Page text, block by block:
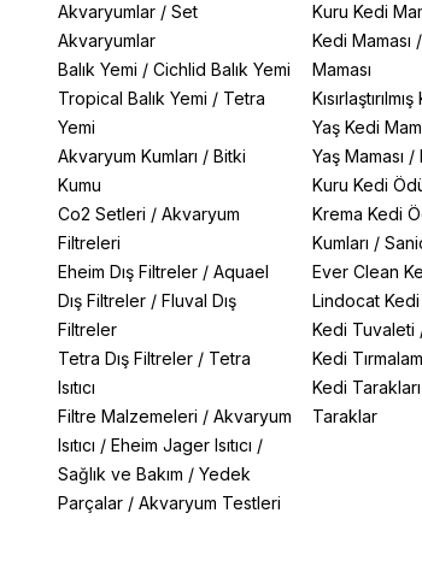
Akvaryumlar / Set
Akvaryumlar
Balık Yemi / Cichlid Balık Yemi
Tropical Balık Yemi / Tetra
Yemi
Akvaryum Kumları / Bitki
Kumu
Co2 Setleri / Akvaryum
Filtreleri
Eheim Dış Filtreler / Aquael
Dış Filtreler / Fluval Dış
Filtreler
Tetra Dış Filtreler / Tetra
Isıtıcı
Filtre Malzemeleri / Akvaryum
Isıtıcı / Eheim Jager Isıtıcı /
Sağlık ve Bakım / Yedek
Parçalar / Akvaryum Testleri
Kuru Kedi
Kedi Maması /
Maması
Yaş Kedi
Yaş Maması /
Kuru Kedi
Krema Kedi
Kumları /
Ever Clean
Lindocat Kedi
Kedi Tuvaleti
Kedi
Kedi Tarakları
Taraklar